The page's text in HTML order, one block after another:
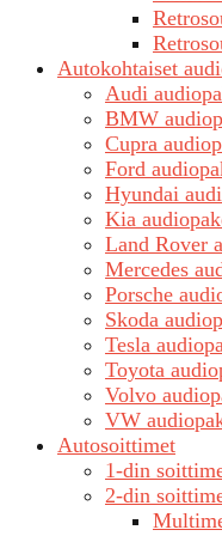
Autokohtaiset
Audi
BMW
Cupra
Ford
Hyundai
Kia
Land Rover
Mercedes
Porsche
Skoda
Tesla
Toyota
Volvo
VW
Autosoittimet
1-din
2-din